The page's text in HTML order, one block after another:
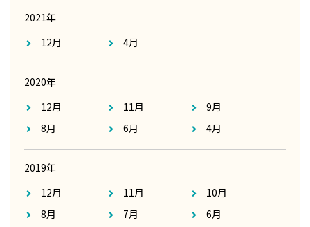
2021年
12月
4月
2020年
12月
11月
9月
8月
6月 4月
2019年
12月
11月
10月
8月
7月
6月